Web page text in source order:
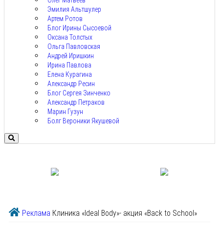
Эмилия Альтшулер
Артем Ротов
Блог Ирины Сысоевой
Оксана Толстых
Ольга Павловская
Андрей Иришкин
Ирина Павлова
Елена Курагина
Александр Ресин
Блог Сергея Зинченко
Александр Петраков
Марин Гузун
Болг Вероники Якушевой
Реклама Клиника «Ideal Body»- акция «Back to School»